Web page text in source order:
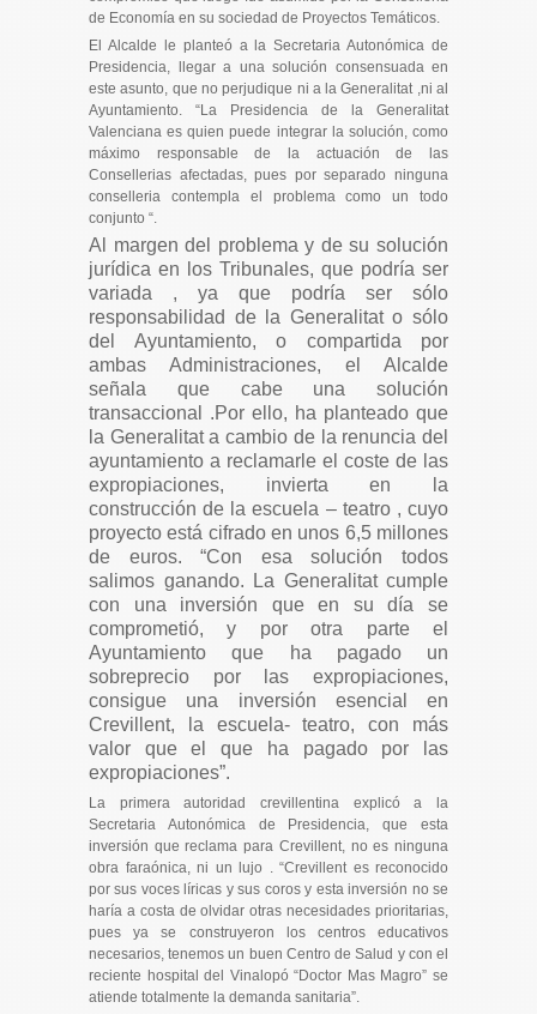
de Economía en su sociedad de Proyectos Temáticos.
El Alcalde le planteó a la Secretaria Autonómica de
Presidencia, llegar a una solución consensuada en
este asunto, que no perjudique ni a la Generalitat ,ni al
Ayuntamiento. “La Presidencia de la Generalitat
Valenciana es quien puede integrar la solución, como
máximo responsable de la actuación de las
Consellerias afectadas, pues por separado ninguna
conselleria contempla el problema como un todo
conjunto “.
Al margen del problema y de su solución
jurídica en los Tribunales, que podría ser
variada , ya que podría ser sólo
responsabilidad de la Generalitat o sólo
del Ayuntamiento, o compartida por
ambas Administraciones, el Alcalde
señala que cabe una solución
transaccional .Por ello, ha planteado que
la Generalitat a cambio de la renuncia del
ayuntamiento a reclamarle el coste de las
expropiaciones, invierta en la
construcción de la escuela – teatro , cuyo
proyecto está cifrado en unos 6,5 millones
de euros. “Con esa solución todos
salimos ganando. La Generalitat cumple
con una inversión que en su día se
comprometió, y por otra parte el
Ayuntamiento que ha pagado un
sobreprecio por las expropiaciones,
consigue una inversión esencial en
Crevillent, la escuela- teatro, con más
valor que el que ha pagado por las
expropiaciones”.
La primera autoridad crevillentina explicó a la
Secretaria Autonómica de Presidencia, que esta
inversión que reclama para Crevillent, noes ninguna
obra faraónica, ni un lujo . “Crevillent es reconocido
por sus voces líricas y sus coros y esta inversión no se
haría a costa de olvidar otras necesidades prioritarias,
pues ya se construyeron los centros educativos
necesarios, tenemos un buen Centro de Salud y con el
reciente hospital del Vinalopó “Doctor Mas Magro” se
atiende totalmente la demanda sanitaria”.